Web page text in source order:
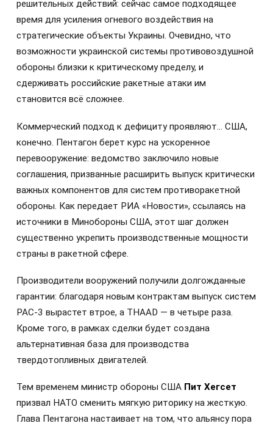
решительных действий: сейчас самое подходящее
время для усиления огневого воздействия на
стратегические объекты Украины. Очевидно, что
возможности украинской системы противовоздушной
обороны близки к критическому пределу, и
сдерживать российские ракетные атаки им
становится всё сложнее.
Коммерческий подход к дефициту проявляют… США,
конечно. Пентагон берет курс на ускоренное
перевооружение: ведомство заключило новые
соглашения, призванные расширить выпуск критически
важных компонентов для систем противоракетной
обороны. Как передает РИА «Новости», ссылаясь на
источники в Минобороны США, этот шаг должен
существенно укрепить производственные мощности
страны в ракетной сфере.
Производители вооружений получили долгожданные
гарантии: благодаря новым контрактам выпуск систем
PAC-3 вырастет втрое, а THAAD — в четыре раза.
Кроме того, в рамках сделки будет создана
альтернативная база для производства
твердотопливных двигателей.
Тем временем министр обороны США Пит Хегсет
призвал НАТО сменить мягкую риторику на жесткую.
Глава Пентагона настаивает на том, что альянсу пора